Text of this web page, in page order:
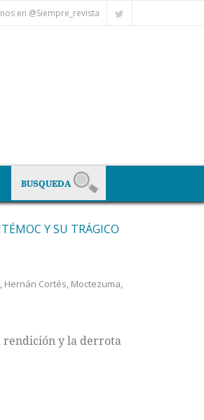
en @Siempre_revista
Y SU TRÁGICO
, Hernán Cortés, Moctezuma,
rendición y la derrota